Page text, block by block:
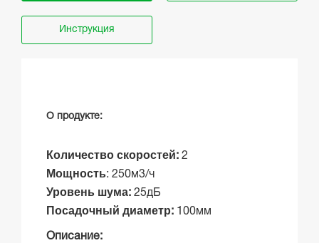
Инструкция
О продукте:
Количество скоростей: 2
Мощность: 250м3/ч
Уровень шума: 25дБ
Посадочный диаметр: 100мм
Описание: